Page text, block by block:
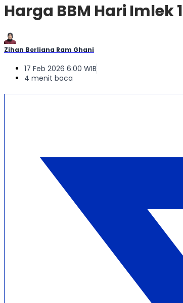
Harga BBM Hari Imlek
Zihan Berliana Ram Ghani
17 Feb 2026 6:00 WIB
4 menit baca